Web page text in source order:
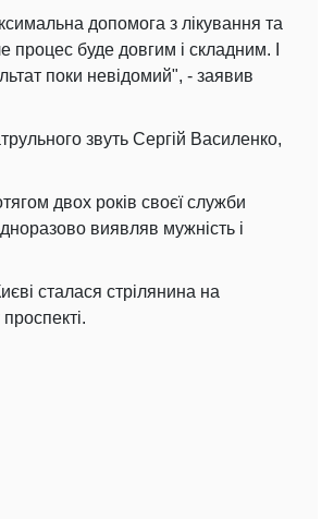
допомога з лікування та
процес буде довгим і складним. І
поки невідомий", - заявив
звуть Сергій Василенко,
двох років своєї служби
виявляв мужність і
сталася стрілянина на